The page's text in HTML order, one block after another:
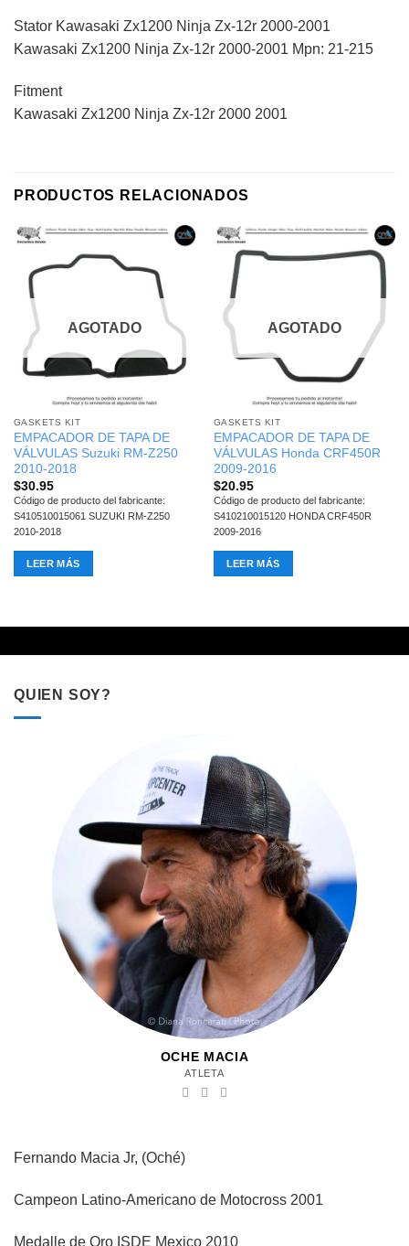
Stator Kawasaki Zx1200 Ninja Zx-12r 2000-2001
Kawasaki Zx1200 Ninja Zx-12r 2000-2001 Mpn: 21-215
Fitment
Kawasaki Zx1200 Ninja Zx-12r 2000 2001
PRODUCTOS RELACIONADOS
AGOTADO
GASKETS KIT
EMPACADOR DE TAPA DE
VÁLVULAS Suzuki RM-Z250
2010-2018
$30.95
Código de producto del fabricante:
S410510015061 SUZUKI RM-Z250
2010-2018
LEER MÁS
AGOTADO
GASKETS KIT
EMPACADOR DE TAPA DE
VÁLVULAS Honda CRF450R
2009-2016
$20.95
Código de producto del fabricante:
S410210015120 HONDA CRF450R
2009-2016
LEER MÁS
QUIEN SOY?
OCHE MACIA
ATLETA
Fernando Macia Jr, (Oché)
Campeon Latino-Americano de Motocross 2001
Medalle de Oro ISDE Mexico 2010